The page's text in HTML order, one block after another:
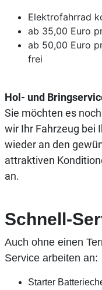
Elektrofahrrad
ab 35,00 Euro
ab 50,00 Euro
frei
Hol- und
Sie möchten es
wir Ihr Fahrzeug bei
wieder an den
attraktiven
an.
Schnell-
Auch ohne einen
Service arbeiten an:
Starter